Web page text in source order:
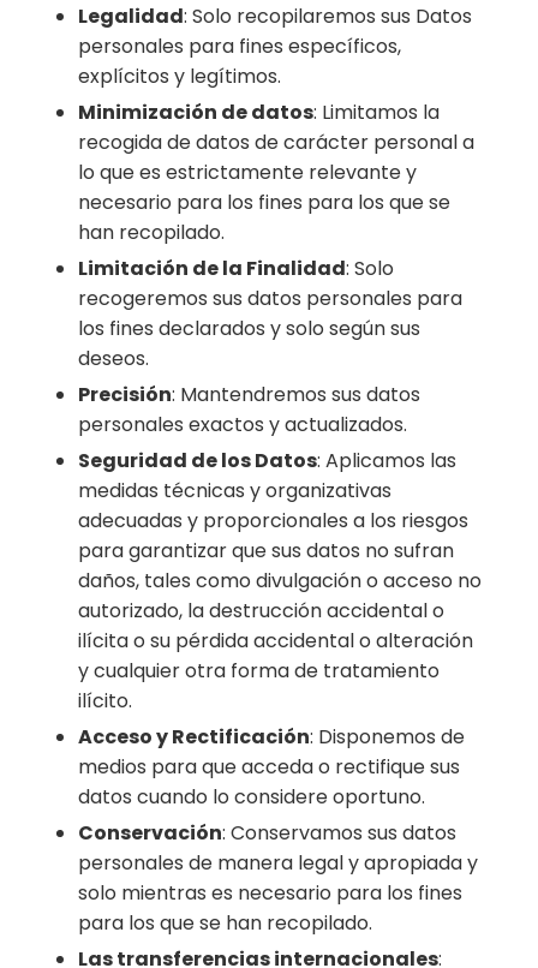
Legalidad: Solo recopilaremos sus Datos
personales para fines específicos,
explícitos y legítimos.
Minimización de datos: Limitamos la
recogida de datos de carácter personal a
lo que es estrictamente relevante y
necesario para los fines para los que se
han recopilado.
Limitación de la Finalidad: Solo
recogeremos sus datos personales para
los fines declarados y solo según sus
deseos.
Precisión: Mantendremos sus datos
personales exactos y actualizados.
Seguridad de los Datos: Aplicamos las
medidas técnicas y organizativas
adecuadas y proporcionales a los riesgos
para garantizar que sus datos no sufran
daños, tales como divulgación o acceso no
autorizado, la destrucción accidental o
ilícita o su pérdida accidental o alteración
y cualquier otra forma de tratamiento
ilícito.
Acceso y Rectificación: Disponemos de
medios para que acceda o rectifique sus
datos cuando lo considere oportuno.
Conservación: Conservamos sus datos
personales de manera legal y apropiada y
solo mientras es necesario para los fines
para los que se han recopilado.
Las transferencias internacionales: